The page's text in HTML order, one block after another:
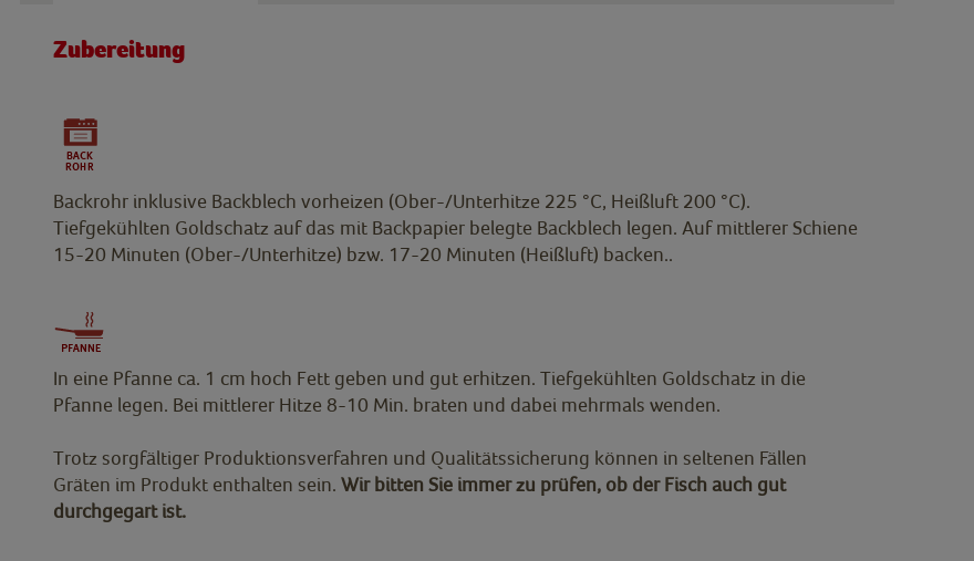
Zubereitung
Backrohr inklusive Backblech vorheizen (Ober-/Unterhitze 225 °C, Heißluft 200 °C).
Tiefgekühlten Goldschatz auf das mit Backpapier belegte Backblech legen. Auf mittlerer Schiene
15-20 Minuten (Ober-/Unterhitze) bzw. 17-20 Minuten (Heißluft) backen..
In eine Pfanne ca. 1 cm hoch Fett geben und gut erhitzen. Tiefgekühlten Goldschatz in die
Pfanne legen. Bei mittlerer Hitze 8-10 Min. braten und dabei mehrmals wenden.
Trotz sorgfältiger Produktionsverfahren und Qualitätssicherung können in seltenen Fällen
Gräten im Produkt enthalten sein. Wir bitten Sie immer zu prüfen, ob der Fisch auch gut
durchgegart ist.